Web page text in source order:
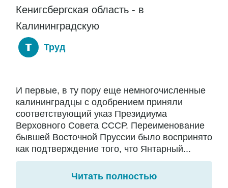
Кенигсбергская область - в
Калининградскую
Труд
И первые, в ту пору еще немногочисленные
калининградцы с одобрением приняли
соответствующий указ Президиума
Верховного Совета СССР. Переименование
бывшей Восточной Пруссии было воспринято
как подтверждение того, что Янтарный...
Читать полностью